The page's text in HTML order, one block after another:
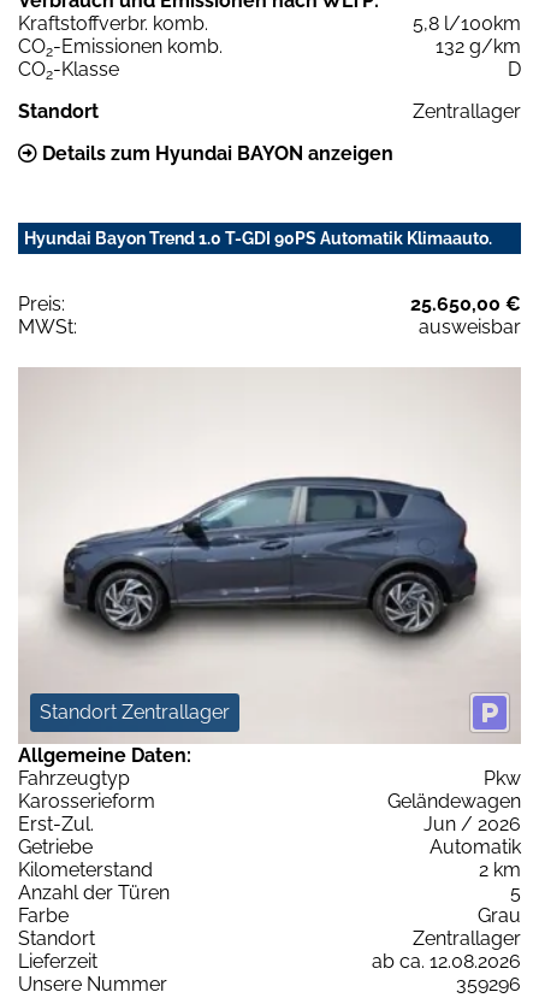
Kraftstoffverbr. komb.
5,8 l/100km
CO2-Emissionen komb.
132 g/km
CO2-Klasse
D
Standort
Zentrallager
Details zum Hyundai BAYON anzeigen
Hyundai Bayon Trend 1.0 T-GDI 90PS Automatik Klimaauto.
Preis:
25.650,00 €
MWSt:
ausweisbar
Standort Zentrallager
Allgemeine Daten:
Fahrzeugtyp
Pkw
Karosserieform
Geländewagen
Erst-Zul.
Jun / 2026
Getriebe
Automatik
Kilometerstand
2 km
Anzahl der Türen
5
Farbe
Grau
Standort
Zentrallager
Lieferzeit
ab ca. 12.08.2026
Unsere Nummer
359296